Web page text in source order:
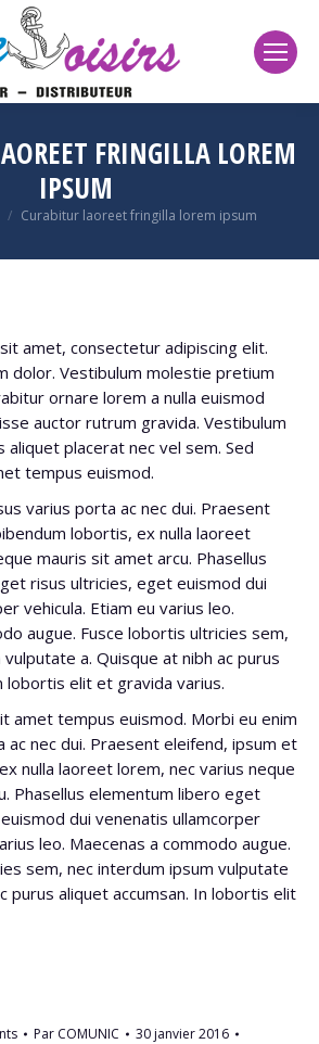
FRINGILLA LOREM
IPSUM
Curabitur laoreet fringilla lorem ipsum
amet, consectetur adipiscing elit.
dolor. Vestibulum molestie pretium
ornare lorem a nulla euismod
auctor rutrum gravida. Vestibulum
placerat nec vel sem. Sed
tempus euismod.
varius porta ac nec dui. Praesent
lobortis, ex nulla laoreet
mauris sit amet arcu. Phasellus
risus ultricies, eget euismod dui
vehicula. Etiam eu varius leo.
augue. Fusce lobortis ultricies sem,
a. Quisque at nibh ac purus
lobortis elit et gravida varius.
amet tempus euismod. Morbi eu enim
ac nec dui. Praesent eleifend, ipsum et
nulla laoreet lorem, nec varius neque
Phasellus elementum libero eget
dui venenatis ullamcorper
leo. Maecenas a commodo augue.
sem, nec interdum ipsum vulputate
purus aliquet accumsan. In lobortis elit
Par COMUNIC
30 janvier 2016